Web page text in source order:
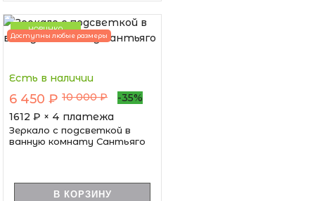
НОВИНКА
Доступны любые размеры
Есть в наличии
6 450 ₽ 10 000 ₽
-35%
1612 ₽ × 4 платежа
Зеркало с подсветкой в
ванную комнату Сантьяго
В КОРЗИНУ